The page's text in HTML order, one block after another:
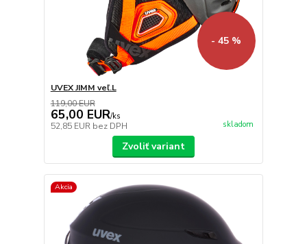
- 45 %
UVEX JIMM veľ.L
119,00 EUR
65,00 EUR/ks
52,85 EUR bez DPH skladom
Zvoliť variant
Akcia